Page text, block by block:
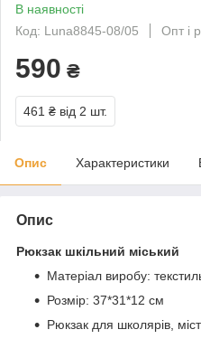
В наявності
Код: Luna8845-08/05
Опт і
590 ₴
461 ₴ від 2 шт.
Опис Характеристики
Опис
Рюкзак шкільний міський
Матеріал виробу:
Розмір: 37*31*12 см
Рюкзак для школярів,